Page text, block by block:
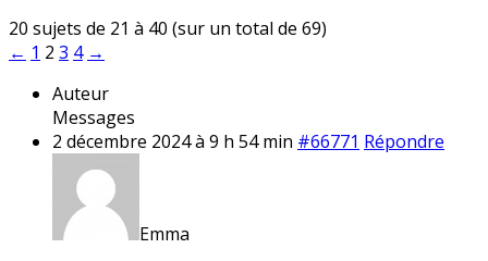
20 sujets de 21 à 40 (sur un total de 69)
← 1 2 3 4 →
Auteur
Messages
2 décembre 2024 à 9 h 54 min #66771 Répondre
Emma